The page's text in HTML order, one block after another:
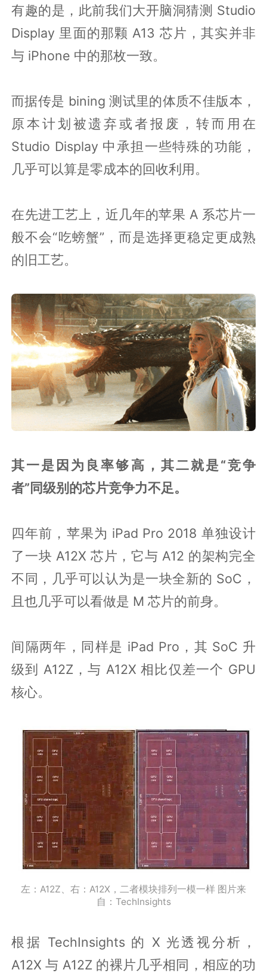
有趣的是，此前我们大开脑洞猜测 Studio
Display 里面的那颗 A13 芯片，其实并非
与 iPhone 中的那枚一致。
而据传是 bining 测试里的体质不佳版本，
原本计划被遗弃或者报废，转而用在
Studio Display 中承担一些特殊的功能，
几乎可以算是零成本的回收利用。
在先进工艺上，近几年的苹果 A 系芯片一
般不会“吃螃蟹”，而是选择更稳定更成熟
的旧工艺。
其一是因为良率够高，其二就是“竞争
者”同级别的芯片竞争力不足。
四年前，苹果为 iPad Pro 2018 单独设计
了一块 A12X 芯片，它与 A12 的架构完全
不同，几乎可以认为是一块全新的 SoC，
且也几乎可以看做是 M 芯片的前身。
间隔两年，同样是 iPad Pro，其 SoC 升
级到 A12Z，与 A12X 相比仅差一个 GPU
核心。
左：A12Z、右：A12X，二者模块排列一模一样 图片来
自：TechInsights
根据 TechInsights 的 X 光透视分析，
A12X 与 A12Z 的裸片几乎相同，相应的功